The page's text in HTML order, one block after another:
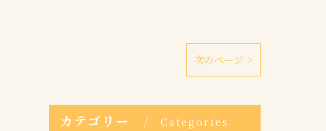
次のページ >
カテゴリー Categories